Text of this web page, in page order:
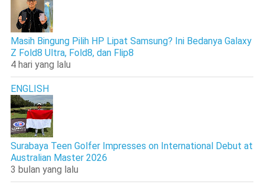
Masih Bingung Pilih HP Lipat Samsung? Ini Bedanya Galaxy
Z Fold8 Ultra, Fold8, dan Flip8
4 hari yang lalu
ENGLISH
Surabaya Teen Golfer Impresses on International Debut at
Australian Master 2026
3 bulan yang lalu